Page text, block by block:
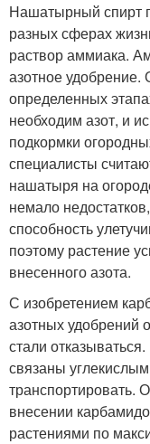
Нашатырный спирт
разных сферах
раствор аммиака.
азотное удобрение.
определенных
необходим азот, и
подкормки
специалисты
нашатыря на
немало
способность
поэтому растение
внесенного азота.
С изобретением
азотных удобрений
стали
связаны
транспортировать.
внесении
растениями по